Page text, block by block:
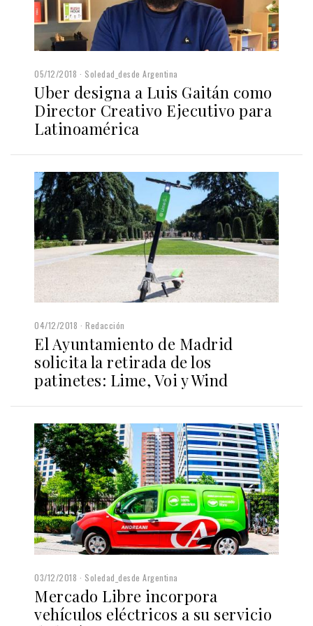
05/12/2018 Soledad_desde Argentina
Uber designa a Luis Gaitán como
Director Creativo Ejecutivo para
Latinoamérica
04/12/2018 Redacción
El Ayuntamiento de Madrid
solicita la retirada de los
patinetes: Lime, Voi y Wind
03/12/2018 Soledad_desde Argentina
Mercado Libre incorpora
vehículos eléctricos a su servicio